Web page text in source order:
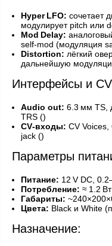
Hyper LFO: сочетает
модулирует pitch или
Mod Delay:
self‑mod (модуляция
Distortion: лёгкий
дальнейшую
Интерфейсы и
Audio out: 6.3 мм TS,
TRS ()
CV‑входы: CV
jack ()
Параметры
Питание: 12 V DC,
Потребление: ≈ 1.2
Габариты:
Цвета: Black и White
Назначение: